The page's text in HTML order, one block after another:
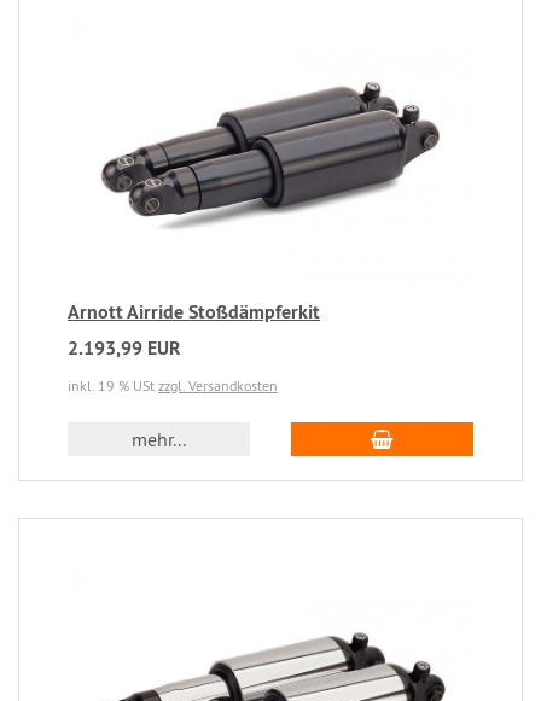
Arnott Airride Stoßdämpferkit
2.193,99 EUR
inkl. 19 % USt zzgl. Versandkosten
mehr...